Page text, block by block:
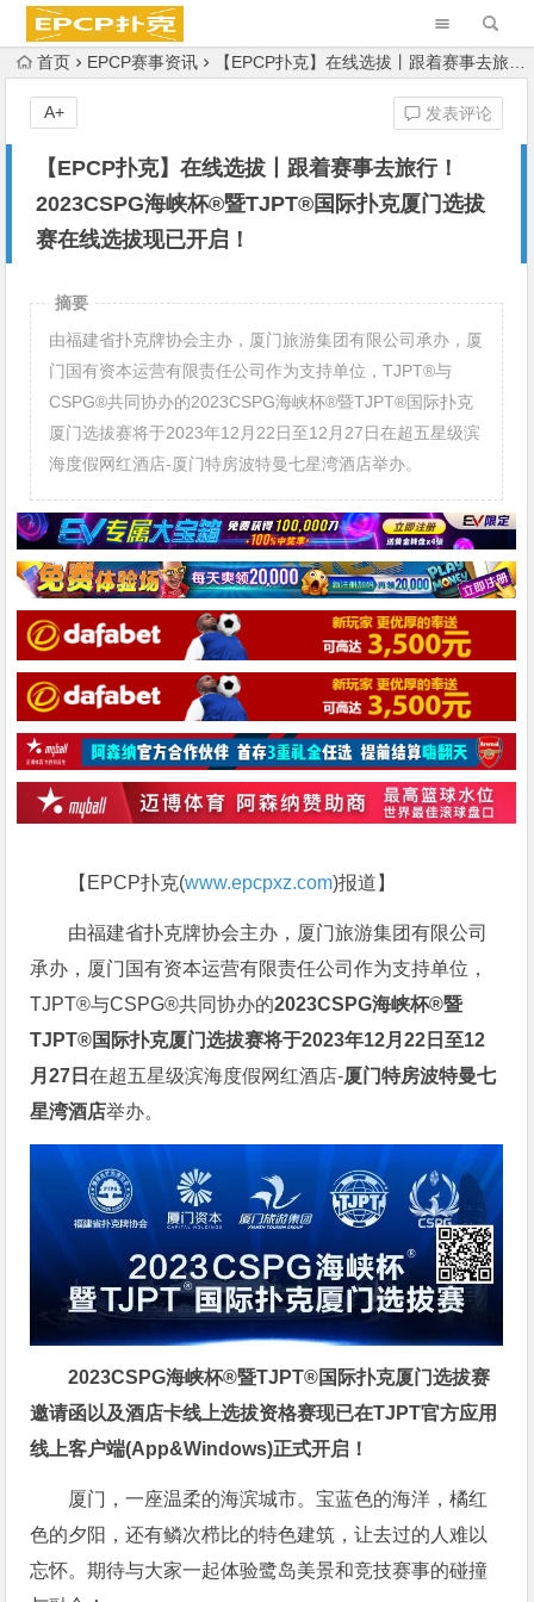
首页 EPCP赛事资讯 【EPCP扑克】在线选拔丨跟着赛事去旅行！2023CSPG海峡杯®暨TJPT®国际扑克厦门选拔赛在线选拔现已开启！
【EPCP扑克】在线选拔丨跟着赛事去旅行！
2023CSPG海峡杯®暨TJPT®国际扑克厦门选拔
赛在线选拔现已开启！
发表评论
A+
摘要
由福建省扑克牌协会主办，厦门旅游集团有限公司承办，厦
门国有资本运营有限责任公司作为支持单位，TJPT®与
CSPG®共同协办的2023CSPG海峡杯®暨TJPT®国际扑克
厦门选拔赛将于2023年12月22日至12月27日在超五星级滨
海度假网红酒店-厦门特房波特曼七星湾酒店举办。
【EPCP扑克(www.epcpxz.com)报道】
由福建省扑克牌协会主办，厦门旅游集团有限公司
承办，厦门国有资本运营有限责任公司作为支持单位，
TJPT®与CSPG®共同协办的2023CSPG海峡杯®暨
TJPT®国际扑克厦门选拔赛将于2023年12月22日至12
月27日在超五星级滨海度假网红酒店-厦门特房波特曼七
星湾酒店举办。
2023CSPG海峡杯®暨TJPT®国际扑克厦门选拔赛
邀请函以及酒店卡线上选拔资格赛现已在TJPT官方应用
线上客户端(App&Windows)正式开启！
厦门，一座温柔的海滨城市。宝蓝色的海洋，橘红
色的夕阳，还有鳞次栉比的特色建筑，让去过的人难以
忘怀。期待与大家一起体验鹭岛美景和竞技赛事的碰撞